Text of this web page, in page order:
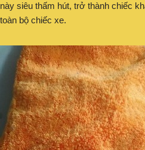
này siêu thấm hút, trở thành chiếc
toàn bộ chiếc xe.